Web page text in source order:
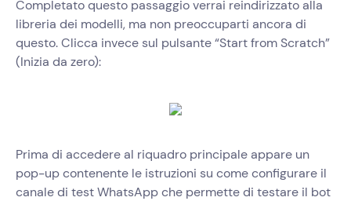
Completato questo passaggio verrai reindirizzato alla
libreria dei modelli, ma non preoccuparti ancora di
questo. Clicca invece sul pulsante “Start from Scratch”
(Inizia da zero):
Prima di accedere al riquadro principale appare un
pop-up contenente le istruzioni su come configurare il
canale di test WhatsApp che permette di testare il bot